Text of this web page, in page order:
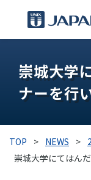
IPC
導入事例
各種サポート
崇城大学
ナーを行
TOP > NEWS >
崇城大学にてはん